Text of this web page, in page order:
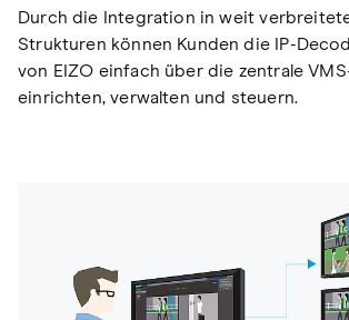
Durch die Integration in weit
Strukturen können Kunden die IP-
von EIZO einfach über die zentrale
einrichten, verwalten und steuern.